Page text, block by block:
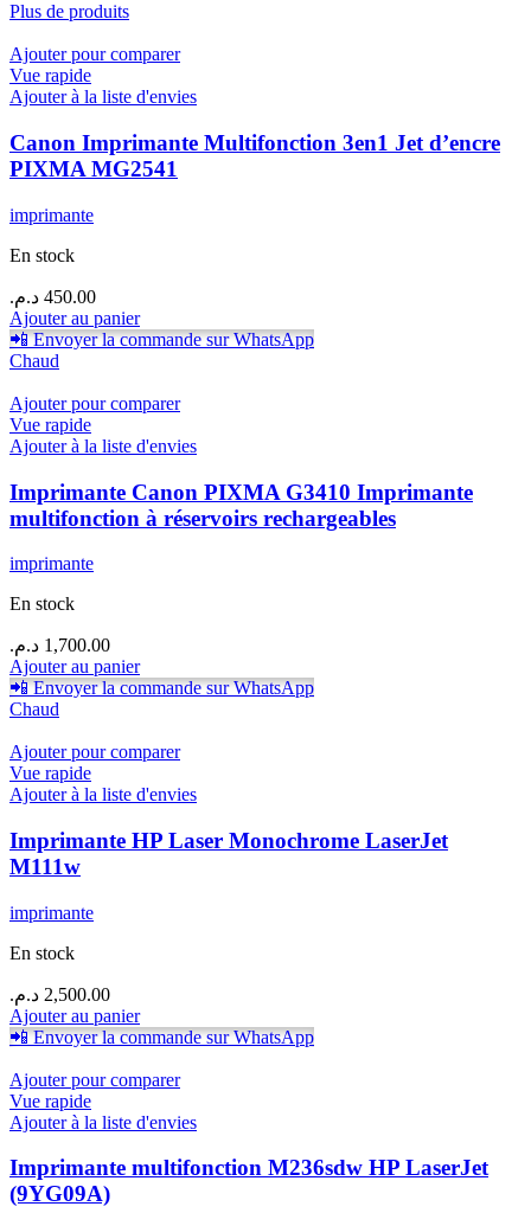
Plus de produits
Ajouter pour comparer
Vue rapide
Ajouter à la liste d'envies
Canon Imprimante Multifonction 3en1 Jet d’encre
PIXMA MG2541
imprimante
En stock
450.00 د.م.
Ajouter au panier
📲 Envoyer la commande sur WhatsApp
Chaud
Ajouter pour comparer
Vue rapide
Ajouter à la liste d'envies
Imprimante Canon PIXMA G3410 Imprimante
multifonction à réservoirs rechargeables
imprimante
En stock
1,700.00 د.م.
Ajouter au panier
📲 Envoyer la commande sur WhatsApp
Chaud
Ajouter pour comparer
Vue rapide
Ajouter à la liste d'envies
Imprimante HP Laser Monochrome LaserJet
M111w
imprimante
En stock
2,500.00 د.م.
Ajouter au panier
📲 Envoyer la commande sur WhatsApp
Ajouter pour comparer
Vue rapide
Ajouter à la liste d'envies
Imprimante multifonction M236sdw HP LaserJet
(9YG09A)